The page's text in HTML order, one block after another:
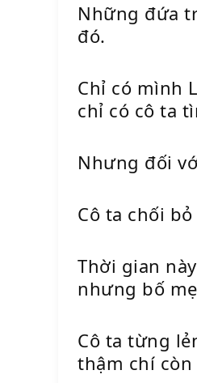
Những đứa
đó.
Chỉ có mình
chỉ có cô ta
Nhưng đối
Cô ta chối
Thời gian
nhưng bố
Cô ta từng
thậm chí